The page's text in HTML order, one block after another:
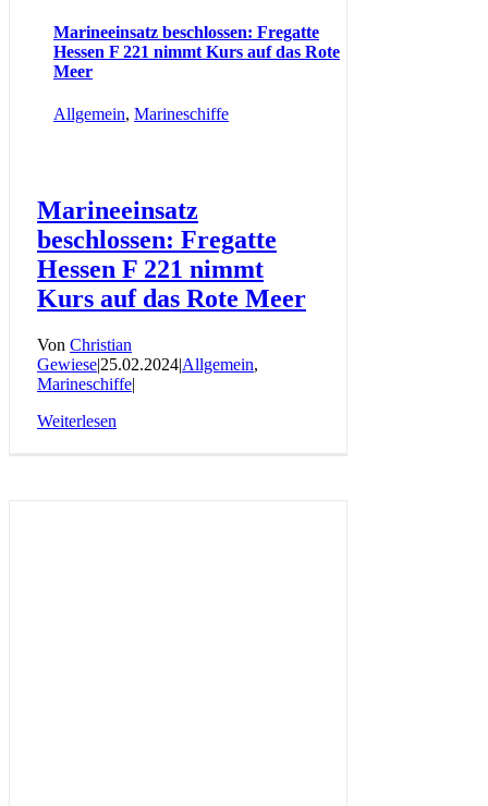
Marineeinsatz beschlossen: Fregatte
Hessen F 221 nimmt Kurs auf das Rote
Meer
Allgemein, Marineschiffe
Marineeinsatz
beschlossen: Fregatte
Hessen F 221 nimmt
Kurs auf das Rote Meer
Von Christian
Gewiese|25.02.2024|Allgemein,
Marineschiffe|
Weiterlesen